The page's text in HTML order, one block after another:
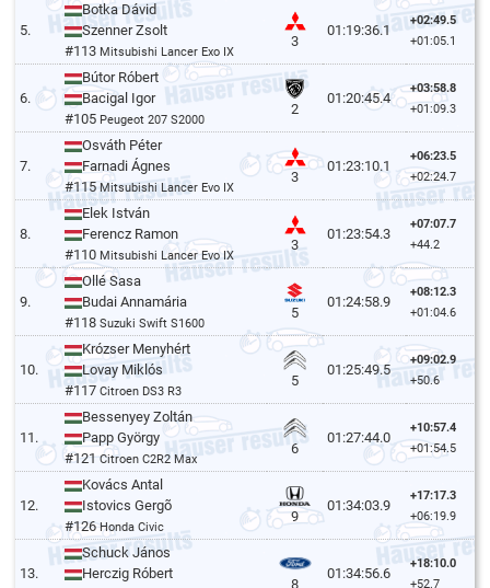
5.
Botka Dávid
Szenner Zsolt
#113 Mitsubishi Lancer Exo IX
3
01:19:36.1
+02:49.5
+01:05.1
6.
Bútor Róbert
Bacigal Igor
#105 Peugeot 207 S2000
2
01:20:45.4
+03:58.8
+01:09.3
7.
Osváth Péter
Farnadi Ágnes
#115Mitsubishi Lancer Evo IX
3
01:23:10.1
+06:23.5
+02:24.7
8.
Elek István
Ferencz Ramon
#110 Mitsubishi Lancer Evo IX
3
01:23:54.3
+07:07.7
+44.2
9.
Ollé Sasa
Budai Annamária
#118Suzuki Swift S1600
5
01:24:58.9
+08:12.3
+01:04.6
10.
Krózser Menyhért
Lovay Miklós
#117Citroen DS3 R3
5
01:25:49.5
+09:02.9
+50.6
11.
Bessenyey Zoltán
Papp György
#121Citroen C2R2 Max
6
01:27:44.0
+10:57.4
+01:54.5
12.
Kovács Antal
Istovics Gergõ
#126Honda Civic
9
01:34:03.9
+17:17.3
+06:19.9
13.
Schuck János
Herczig Róbert
8
01:34:56.6
+18:10.0
+52.7